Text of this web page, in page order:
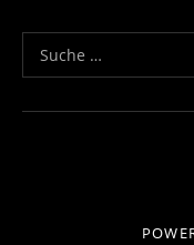
Suche nach:
Social